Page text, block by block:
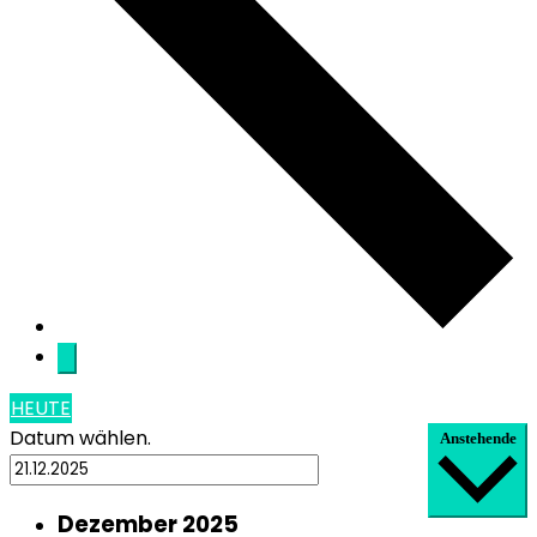
HEUTE
Anstehende
Datum wählen.
Dezember 2025